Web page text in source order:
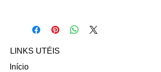
Bruna Oliveira Ambrosio
ou no contato abaixo:
Email: boo.olive98@gmail.com
LINKS UTÉIS
Início